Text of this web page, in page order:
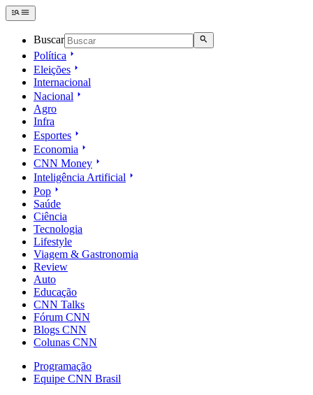
Buscar
Política
Eleições
Internacional
Nacional
Agro
Infra
Esportes
Economia
CNN Money
Inteligência Artificial
Pop
Saúde
Ciência
Tecnologia
Lifestyle
Viagem & Gastronomia
Review
Auto
Educação
CNN Talks
Fórum CNN
Blogs CNN
Colunas CNN
Programação
Equipe CNN Brasil